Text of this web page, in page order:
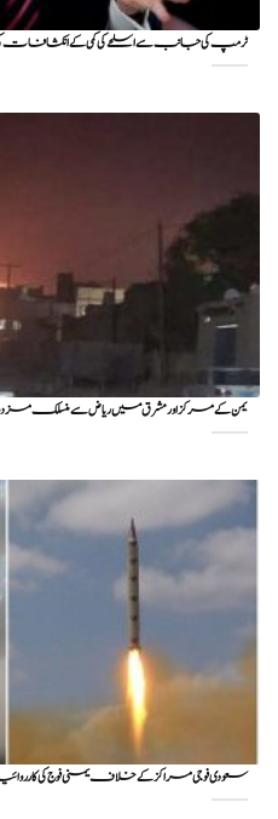
ٹرمپ کی جانب سے اسلحے کی کمی کے انکشافات
یمن کے مرکز اور مشرق میں ریاض سے منسلک
سعودی فوجی مراکز کے خلاف یمنی فوج کی